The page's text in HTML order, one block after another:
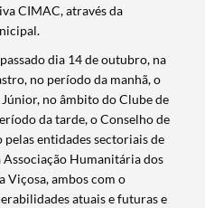
CIMAC, através da
dia 14 de outubro, na
no período da manhã, o
no âmbito do Clube de
da tarde, o Conselho de
entidades sectoriais de
Humanitária dos
Viçosa, ambos com o
atuais e futuras e